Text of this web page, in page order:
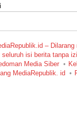
– Dilarang
seluruh isi berita tanpa
Media Siber
MediaRepublik. id